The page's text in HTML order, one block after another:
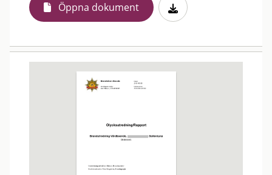
Öppna dokument